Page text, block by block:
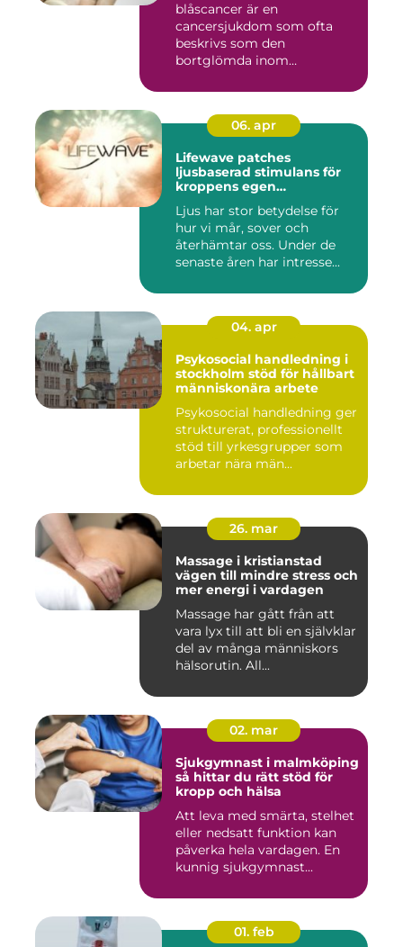
blåscancer är en
cancersjukdom som ofta
beskrivs som den
bortglömda inom
06. apr
Lifewave patches
ljusbaserad stimulans för
kroppens egen
Ljus har stor betydelse för
hur vi mår, sover och
återhämtar oss. Under de
senaste åren har intresse...
04. apr
Psykosocial handledning i
stockholm stöd för hållbart
människonära arbete
Psykosocial handledning ger
strukturerat, professionellt
stöd till yrkesgrupper som
arbetar nära män...
26. mar
Massage i kristianstad
vägen till mindre stress och
mer energi i vardagen
Massage har gått från att
vara lyx till att bli en självklar
del av många människors
hälsorutin. All...
02. mar
Sjukgymnast i malmköping
så hittar du rätt stöd för
kropp och hälsa
Att leva med smärta, stelhet
eller nedsatt funktion kan
påverka hela vardagen. En
kunnig sjukgymnast...
01. feb